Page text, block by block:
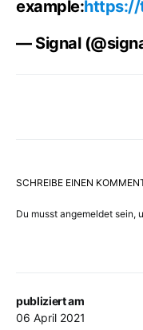
publiziert am
06 April 2021
example:https://
— Signal
SCHREIBE EINEN
Du musst angemeldet sein,